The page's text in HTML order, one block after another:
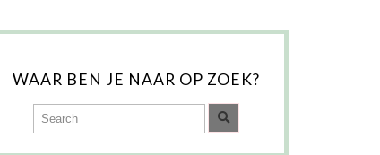
WAAR BEN JE NAAR OP ZOEK?